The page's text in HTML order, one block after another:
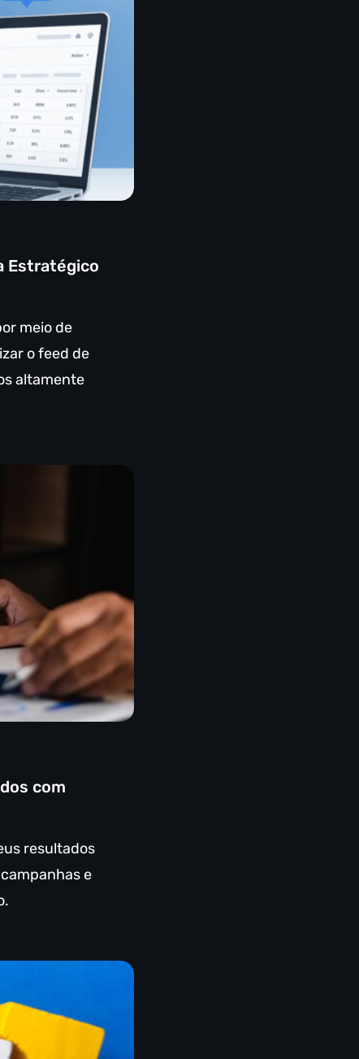
Estratégico
meio de
o feed de
altamente
com
resultados
e